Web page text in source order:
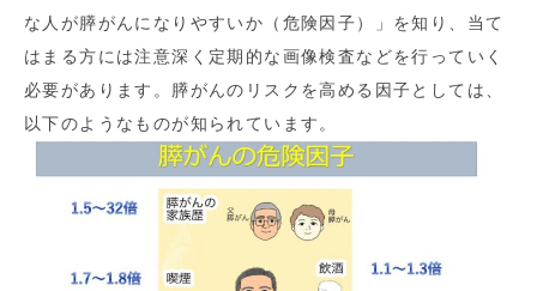
な人が膵がんになりやすいか（危険因子）」を知り、当て
はまる方には注意深く定期的な画像検査などを行っていく
必要があります。膵がんのリスクを高める因子としては、
以下のようなものが知られています。